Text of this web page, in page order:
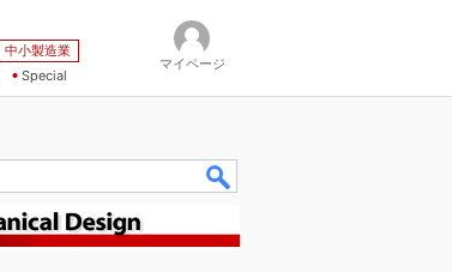
中小製造業
Special
マイページ